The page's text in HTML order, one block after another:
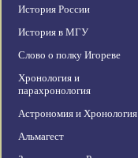
История России
История в МГУ
Слово о полку Игореве
Хронология и
парахронология
Астрономия и Хронология
Альмагест